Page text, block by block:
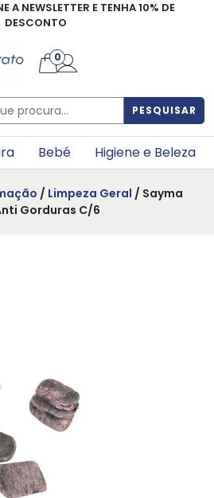
A NEWSLETTER E TENHA 10% DE
DESCONTO
PESQUISAR
0
Bebé Higiene e Beleza
/ Limpeza Geral / Sayma
Gorduras C/6